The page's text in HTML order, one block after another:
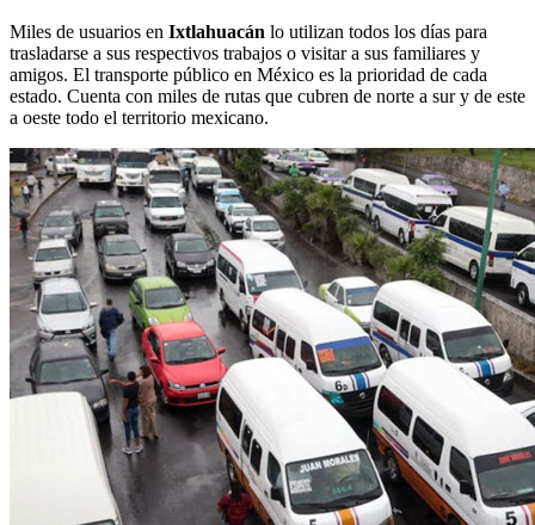
Miles de usuarios en Ixtlahuacán lo utilizan todos los días para
trasladarse a sus respectivos trabajos o visitar a sus familiares y
amigos. El transporte público en México es la prioridad de cada
estado. Cuenta con miles de rutas que cubren de norte a sur y de este
a oeste todo el territorio mexicano.